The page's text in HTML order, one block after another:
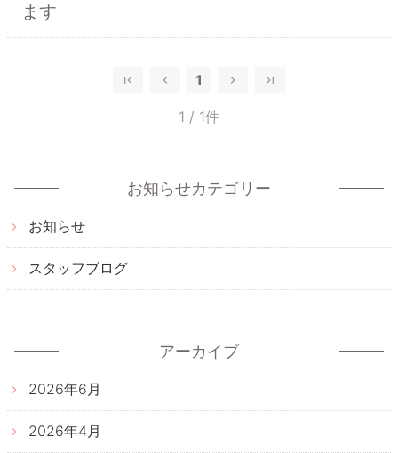
ます
1
1 / 1件
お知らせカテゴリー
お知らせ
スタッフブログ
アーカイブ
2026年6月
2026年4月